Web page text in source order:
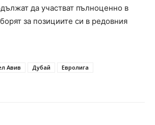
да участват пълноценно в
за позициите си в редовния
Авив Дубай
Евролига